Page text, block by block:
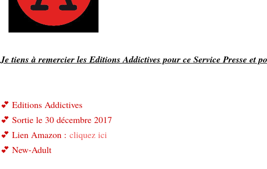
Je tiens à remercier les Editions Addictives pour ce Service Presse et
💕 Editions Addictives
💕 Sortie le 30 décembre 2017
💕 Lien Amazon : cliquez ici
💕 New-Adult